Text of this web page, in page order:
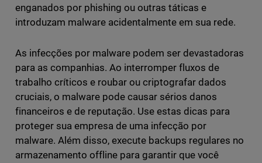
enganados por phishing ou outras táticas e
introduzam malware acidentalmente em sua rede.
As infecções por malware podem ser devastadoras
para as companhias. Ao interromper fluxos de
trabalho críticos e roubar ou criptografar dados
cruciais, o malware pode causar sérios danos
financeiros e de reputação. Use estas dicas para
proteger sua empresa de uma infecção por
malware. Além disso, execute backups regulares no
armazenamento offline para garantir que você